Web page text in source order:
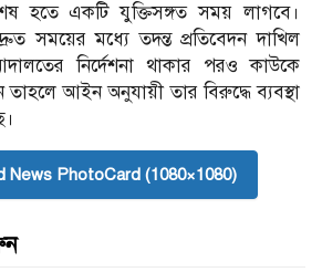
হতে একটি যুক্তিসঙ্গত সময় লাগবে।
সময়ের মধ্যে তদন্ত প্রতিবেদন দাখিল
নির্দেশনা থাকার পরও কাউকে
তাহলে আইন অনুযায়ী তার বিরুদ্ধে ব্যবস্থা
News PhotoCard (1080×1080)